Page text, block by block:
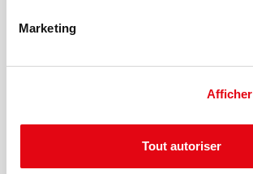
Marketing
Tout autoriser